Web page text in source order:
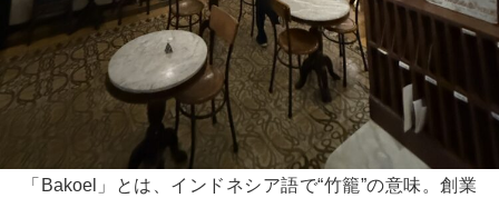
「Bakoel」とは、インドネシア語で“竹籠”の意味。創業